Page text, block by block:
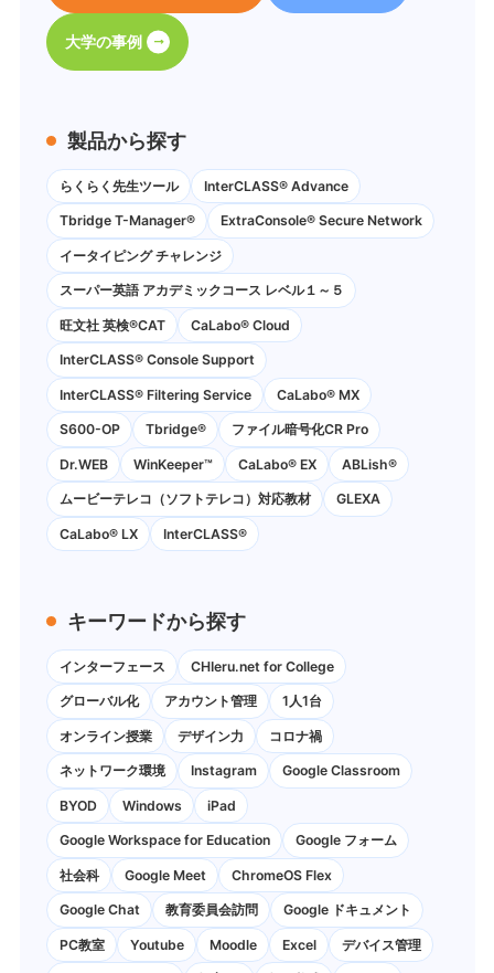
大学の事例
製品から探す
らくらく先生ツール InterCLASS® Advance
Tbridge T-Manager® ExtraConsole® Secure Network
イータイピング チャレンジ
スーパー英語 アカデミックコース レベル１～５
旺文社 英検®CAT CaLabo®︎ Cloud
InterCLASS®︎ Console Support
InterCLASS®︎ Filtering Service CaLabo® MX
S600-OP Tbridge® ファイル暗号化CR Pro
Dr.WEB WinKeeper™ CaLabo® EX ABLish®
ムービーテレコ（ソフトテレコ）対応教材 GLEXA
CaLabo® LX InterCLASS®
キーワードから探す
インターフェース CHIeru.net for College
グローバル化 アカウント管理 1人1台
オンライン授業 デザイン力 コロナ禍
ネットワーク環境 Instagram Google Classroom
BYOD Windows iPad
Google Workspace for Education Google フォーム
社会科 Google Meet ChromeOS Flex
Google Chat 教育委員会訪問 Google ドキュメント
PC教室 Youtube Moodle Excel デバイス管理